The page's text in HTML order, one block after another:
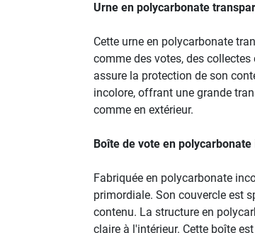
Urne en polycarbonate
Cette urne en polycarbonate
comme des votes, des
assure la protection de son
incolore, offrant une grande
comme en extérieur.
Boîte de vote en
Fabriquée en polycarbonate
primordiale. Son couvercle est
contenu. La structure en
claire à l'intérieur. Cette boîte